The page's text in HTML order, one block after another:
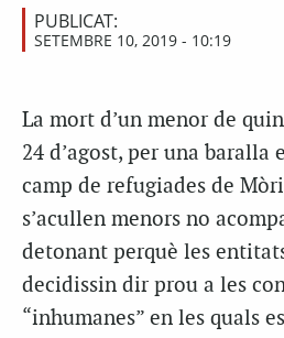
PUBLICAT:
SETEMBRE 10, 2019 - 10:19
La mort d’un menor de
24 d’agost, per una baralla
camp de refugiades de
s’acullen menors no
detonant perquè les
decidissin dir prou a les
“inhumanes” en les quals